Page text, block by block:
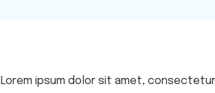
Lorem ipsum dolor sit amet,